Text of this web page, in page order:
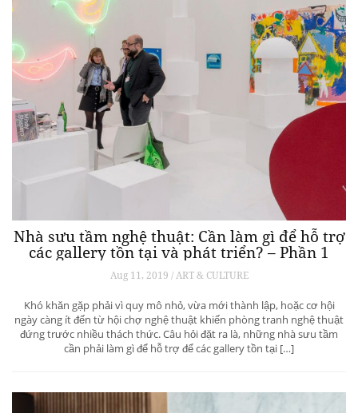
Nhà sưu tầm nghệ thuật: Cần làm gì để hỗ trợ
các gallery tồn tại và phát triển? – Phần 1
Aug 11, 2019 / ART & CULTURE
Khó khăn gặp phải vì quy mô nhỏ, vừa mới thành lập, hoặc cơ hội
ngày càng ít đến từ hội chợ nghệ thuật khiến phòng tranh nghệ thuật
đứng trước nhiều thách thức. Câu hỏi đặt ra là, những nhà sưu tầm
cần phải làm gì để hỗ trợ để các gallery tồn tại […]